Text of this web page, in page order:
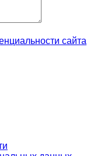
сайта